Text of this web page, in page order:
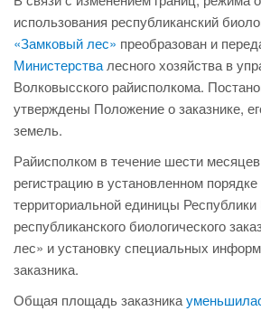
использования республиканский
«Замковый лес» преобразован и
Министерства лесного хозяйства в
Волковысского райисполкома.
утверждены Положение о заказнике,
земель.
Райисполком в течение шести
регистрацию в установленном
территориальной единицы
республиканского биологического
лес» и установку специальных
заказника.
Общая площадь заказника